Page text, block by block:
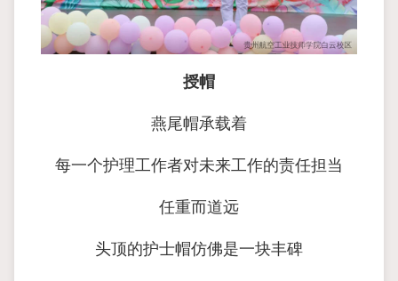
授帽
燕尾帽承载着
每一个护理工作者对未来工作的责任担当
任重而道远
头顶的护士帽仿佛是一块丰碑